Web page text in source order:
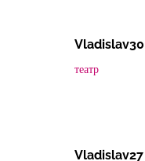
Vladislav30
театр
Vladislav27